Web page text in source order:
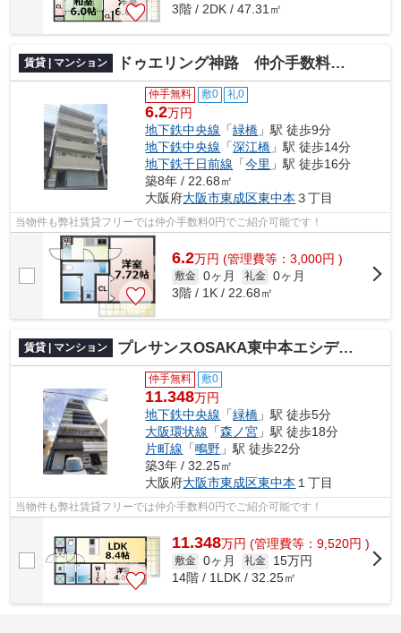
3階 / 2DK / 47.31㎡
賃貸 | マンション ドゥエリング神路 仲介手数料無料
仲手無料 敷0 礼0
6.2万円
地下鉄中央線 「緑橋 」駅 徒歩9分
地下鉄中央線 「深江橋 」駅 徒歩14分
地下鉄千日前線 「今里 」駅 徒歩16分
築8年 / 22.68㎡
大阪府大阪市東成区東中本 ３丁目
当物件も弊社賃貸フリーでは仲介手数料0円でご紹介可能です！
6.2万円 (管理費等：3,000円 )
敷金 0ヶ月 礼金 0ヶ月
3階 / 1K / 22.68㎡
賃貸 | マンション プレサンスOSAKA東中本エシデル 仲介手数料無料
仲手無料 敷0
11.348万円
地下鉄中央線 「緑橋 」駅 徒歩5分
大阪環状線 「森ノ宮 」駅 徒歩18分
片町線 「鴫野 」駅 徒歩22分
築3年 / 32.25㎡
大阪府大阪市東成区東中本 １丁目
当物件も弊社賃貸フリーでは仲介手数料0円でご紹介可能です！
11.348万円 (管理費等：9,520円 )
敷金 0ヶ月 礼金
15万円
14階 / 1LDK / 32.25㎡